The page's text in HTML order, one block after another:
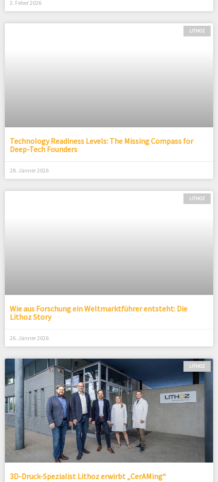
2. Feber 2026
LITHOZ
Technology Readiness Levels: The Missing Compass for
Deep-Tech Founders
28. Jänner 2026
LITHOZ
Wie aus Forschung ein Weltmarktführer entsteht: Die
Lithoz Story
26. Jänner 2026
LITHOZ
3D-Druck-Spezialist Lithoz erwirbt „CerAMing“